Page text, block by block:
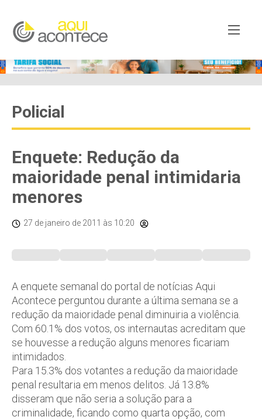
Policial
Enquete: Redução da
maioridade penal intimidaria
menores
27 de janeiro de 2011 às 10:20
A enquete semanal do portal de notícias Aqui
Acontece perguntou durante a última semana se a
redução da maioridade penal diminuiria a violência.
Com 60.1% dos votos, os internautas acreditam que
se houvesse a redução alguns menores ficariam
intimidados.
Para 15.3% dos votantes a redução da maioridade
penal resultaria em menos delitos. Já 13.8%
disseram que não seria a solução para a
criminalidade, ficando como quarta opção, com